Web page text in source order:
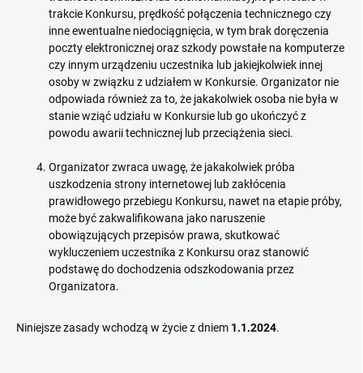
trakcie Konkursu, prędkość połączenia technicznego czy
inne ewentualne niedociągnięcia, w tym brak doręczenia
poczty elektronicznej oraz szkody powstałe na komputerze
czy innym urządzeniu uczestnika lub jakiejkolwiek innej
osoby w związku z udziałem w Konkursie. Organizator nie
odpowiada również za to, że jakakolwiek osoba nie była w
stanie wziąć udziału w Konkursie lub go ukończyć z
powodu awarii technicznej lub przeciążenia sieci.
Organizator zwraca uwagę, że jakakolwiek próba
uszkodzenia strony internetowej lub zakłócenia
prawidłowego przebiegu Konkursu, nawet na etapie próby,
może być zakwalifikowana jako naruszenie
obowiązujących przepisów prawa, skutkować
wykluczeniem uczestnika z Konkursu oraz stanowić
podstawę do dochodzenia odszkodowania przez
Organizatora.
Niniejsze zasady wchodzą w życie z dniem 1.1.2024.